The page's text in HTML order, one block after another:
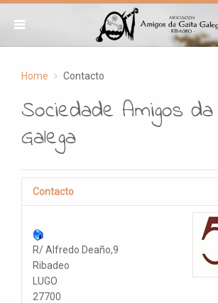
Home Contacto
Sociedade Amigos
Galega
Contacto
R/ Alfredo Deaño,9
Ribadeo
LUGO
27700